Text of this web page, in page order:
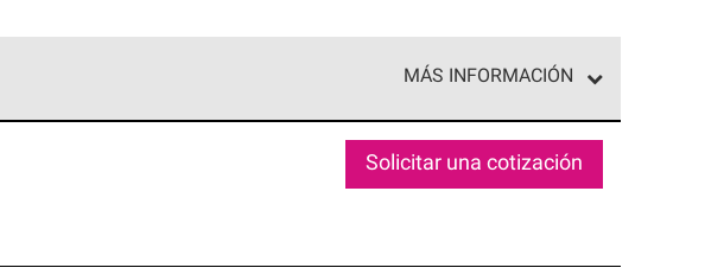
MÁS INFORMACIÓN
de profesionalismo y confiabilidad.
Solicitar una cotización